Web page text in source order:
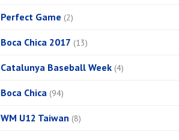
Perfect Game (2)
Boca Chica 2017 (13)
Catalunya Baseball Week (4)
Boca Chica (94)
WM U12 Taiwan (8)